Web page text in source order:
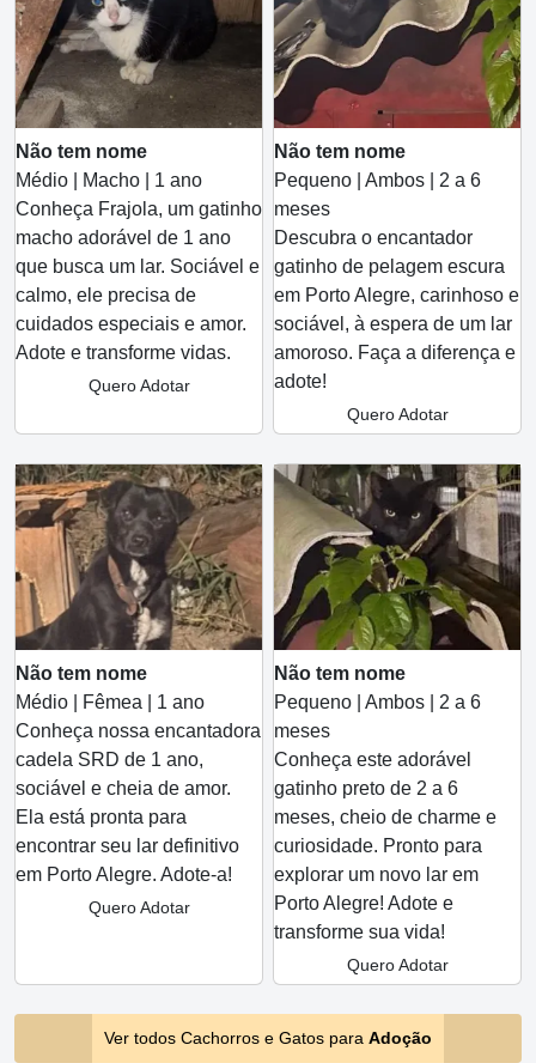
Não tem nome
Médio | Macho | 1 ano
Conheça Frajola, um gatinho
macho adorável de 1 ano
que busca um lar. Sociável e
calmo, ele precisa de
cuidados especiais e amor.
Adote e transforme vidas.
Quero Adotar
Não tem nome
Pequeno | Ambos | 2 a 6
meses
Descubra o encantador
gatinho de pelagem escura
em Porto Alegre, carinhoso e
sociável, à espera de um lar
amoroso. Faça a diferença e
adote!
Quero Adotar
Não tem nome
Médio | Fêmea | 1 ano
Conheça nossa encantadora
cadela SRD de 1 ano,
sociável e cheia de amor.
Ela está pronta para
encontrar seu lar definitivo
em Porto Alegre. Adote-a!
Quero Adotar
Não tem nome
Pequeno | Ambos | 2 a 6
meses
Conheça este adorável
gatinho preto de 2 a 6
meses, cheio de charme e
curiosidade. Pronto para
explorar um novo lar em
Porto Alegre! Adote e
transforme sua vida!
Quero Adotar
Ver todos Cachorros e Gatos para Adoção